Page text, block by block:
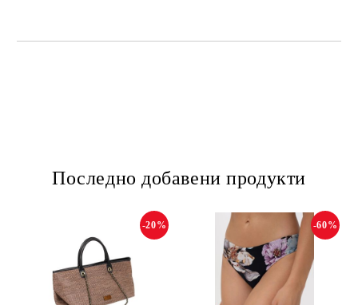
Последно добавени продукти
-20% -60%